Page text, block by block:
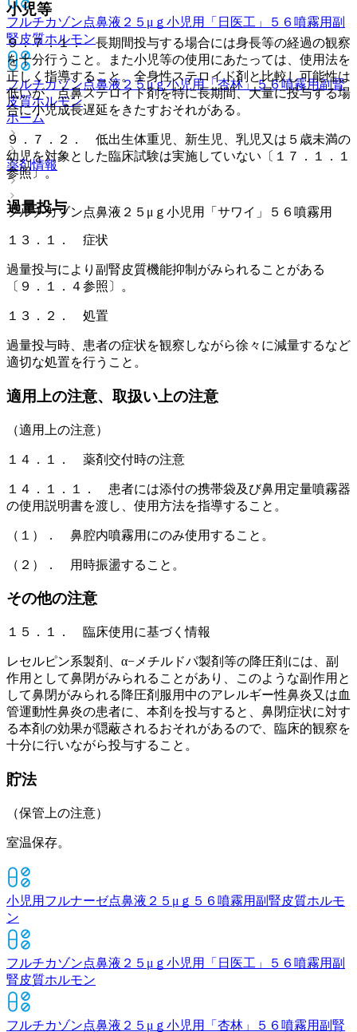
フルチカゾン点鼻液２５μｇ小児用「日医工」５６噴霧用副
腎皮質ホルモン
フルチカゾン点鼻液２５μｇ小児用「杏林」５６噴霧用副腎
皮質ホルモン
ホーム
薬剤情報
フルチカゾン点鼻液２５μｇ小児用「サワイ」５６噴霧用
小児等
９．７．１． 長期間投与する場合には身長等の経過の観察
を十分行うこと。また小児等の使用にあたっては、使用法を
正しく指導すること。全身性ステロイド剤と比較し可能性は
低いが、点鼻ステロイド剤を特に長期間、大量に投与する場
合に小児成長遅延をきたすおそれがある。
９．７．２． 低出生体重児、新生児、乳児又は５歳未満の
幼児を対象とした臨床試験は実施していない〔１７．１．１
参照〕。
過量投与
１３．１． 症状
過量投与により副腎皮質機能抑制がみられることがある
〔９．１．４参照〕。
１３．２． 処置
過量投与時、患者の症状を観察しながら徐々に減量するなど
適切な処置を行うこと。
適用上の注意、取扱い上の注意
（適用上の注意）
１４．１． 薬剤交付時の注意
１４．１．１． 患者には添付の携帯袋及び鼻用定量噴霧器
の使用説明書を渡し、使用方法を指導すること。
（１）． 鼻腔内噴霧用にのみ使用すること。
（２）． 用時振盪すること。
その他の注意
１５．１． 臨床使用に基づく情報
レセルピン系製剤、α−メチルドパ製剤等の降圧剤には、副
作用として鼻閉がみられることがあり、このような副作用と
して鼻閉がみられる降圧剤服用中のアレルギー性鼻炎又は血
管運動性鼻炎の患者に、本剤を投与すると、鼻閉症状に対す
る本剤の効果が隠蔽されるおそれがあるので、臨床的観察を
十分に行いながら投与すること。
貯法
（保管上の注意）
室温保存。
小児用フルナーゼ点鼻液２５μｇ５６噴霧用副腎皮質ホルモ
ン
フルチカゾン点鼻液２５μｇ小児用「日医工」５６噴霧用副
腎皮質ホルモン
フルチカゾン点鼻液２５μｇ小児用「杏林」５６噴霧用副腎